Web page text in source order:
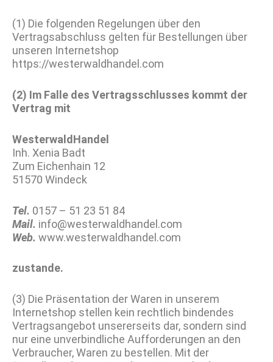
(1) Die folgenden Regelungen über den
Vertragsabschluss gelten für Bestellungen über
unseren Internetshop
https://westerwaldhandel.com
(2) Im Falle des Vertragsschlusses kommt der
Vertrag mit
WesterwaldHandel
Inh. Xenia Badt
Zum Eichenhain 12
51570 Windeck
Tel. 0157 – 51 23 51 84
Mail. info@westerwaldhandel.com
Web. www.westerwaldhandel.com
zustande.
(3) Die Präsentation der Waren in unserem
Internetshop stellen kein rechtlich bindendes
Vertragsangebot unsererseits dar, sondern sind
nur eine unverbindliche Aufforderungen an den
Verbraucher, Waren zu bestellen. Mit der